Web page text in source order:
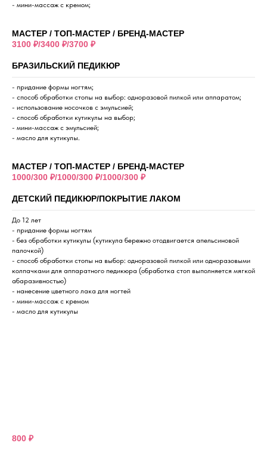
- мини-массаж с кремом;
МАСТЕР / ТОП-МАСТЕР / БРЕНД-МАСТЕР
3100 ₽/3400 ₽/3700 ₽
БРАЗИЛЬСКИЙ ПЕДИКЮР
- придание формы ногтям;
- способ обработки стопы на выбор: одноразовой пилкой или аппаратом;
- использование носочков с эмульсией;
- способ обработки кутикулы на выбор;
- мини-массаж с эмульсией;
- масло для кутикулы.
МАСТЕР / ТОП-МАСТЕР / БРЕНД-МАСТЕР
1000/300 ₽/1000/300 ₽/1000/300 ₽
ДЕТСКИЙ ПЕДИКЮР/ПОКРЫТИЕ ЛАКОМ
До 12 лет
- придание формы ногтям
- без обработки кутикулы (кутикула бережно отодвигается апельсиновой
палочкой)
- способ обработки стопы на выбор: одноразовой пилкой или одноразовыми
колпачками для аппаратного педикюра (обработка стоп выполняется мягкой
абаразивностью)
- нанесение цветного лака для ногтей
- мини-массаж с кремом
- масло для кутикулы
800 ₽